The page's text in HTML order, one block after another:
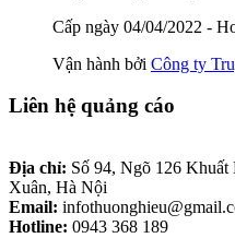
Cấp ngày 04/04/2022 -
Vận hành bởi Công ty
Liên hệ quảng cáo
Địa chỉ: Số 94, Ngõ 126
Xuân, Hà Nội
Email:
Hotline: 0943 368 189